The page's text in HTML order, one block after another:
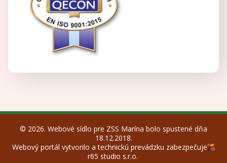
© 2026. Webové sídlo pre ZSS Marína bolo spustené dňa
18.12.2018.
Webový portál vytvorilo a technickú prevádzku zabezpečuje
r65 studio s.r.o.